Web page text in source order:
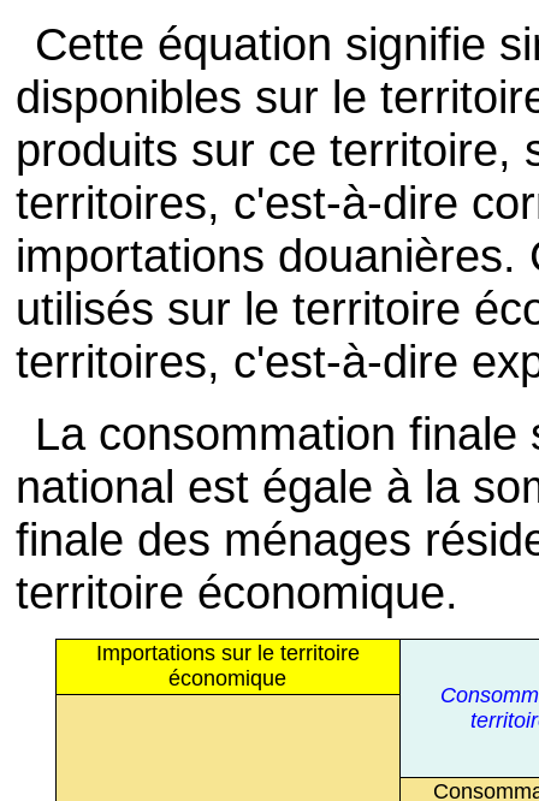
Cette équation signifie
disponibles sur le
produits sur ce territoire,
territoires, c'est-à-dire
importations
utilisés sur le territoire
territoires, c'est-à-dire
La consommation
national est égale à la
finale des ménages
territoire économique.
Importations sur le territoire
économique